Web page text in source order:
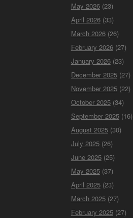
May 2026(23)
April 2026(33)
March 2026(26)
February 2026(27)
January 2026(23)
December 2025(27)
November 2025(22)
October 2025(34)
September 2025(16)
August 2025(30)
July 2025(26)
June 2025(25)
May 2025(37)
April 2025(23)
March 2025(27)
February 2025(27)